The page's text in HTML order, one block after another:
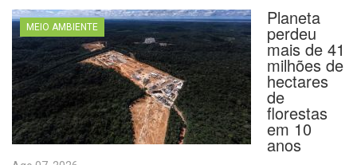
MEIO AMBIENTE Planeta
perdeu
mais de 41
milhões de
hectares
de
florestas
em 10
anos